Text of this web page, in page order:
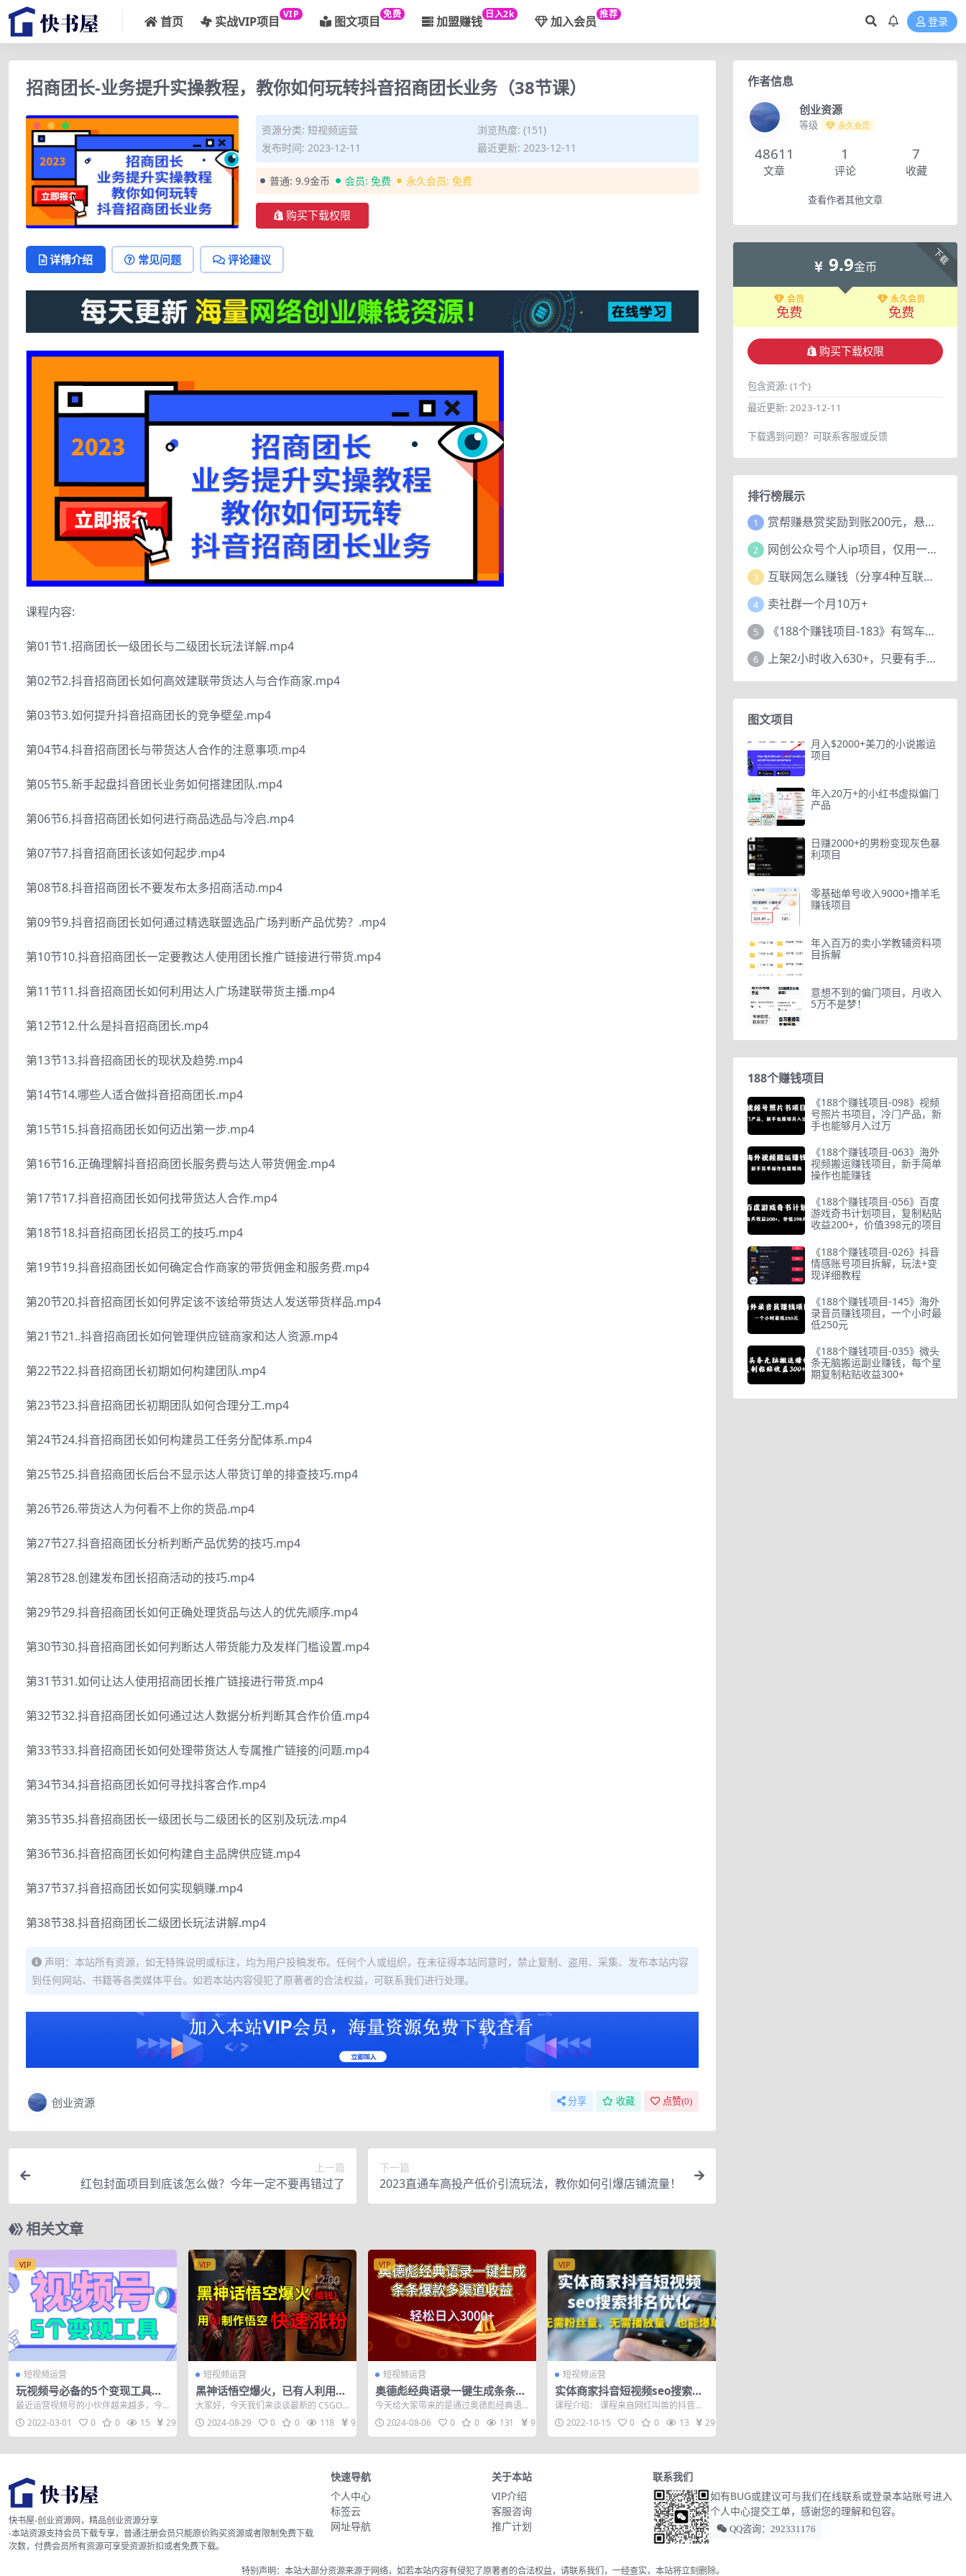
首页 实战VIP项目 VIP 图文项目 免费 加盟赚钱 日入2k 加入会员 推荐
登录
招商团长-业务提升实操教程，教你如何玩转抖音招商团长业务（38节课）
资源分类: 短视频运营
浏览热度: (151)
发布时间: 2023-12-11
最近更新: 2023-12-11
普通: 9.9金币 会员: 免费 永久会员: 免费
购买下载权限
详情介绍 常见问题 评论建议
课程内容:
第01节1.招商团长一级团长与二级团长玩法详解.mp4
第02节2.抖音招商团长如何高效建联带货达人与合作商家.mp4
第03节3.如何提升抖音招商团长的竞争壁垒.mp4
第04节4.抖音招商团长与带货达人合作的注意事项.mp4
第05节5.新手起盘抖音团长业务如何搭建团队.mp4
第06节6.抖音招商团长如何进行商品选品与冷启.mp4
第07节7.抖音招商团长该如何起步.mp4
第08节8.抖音招商团长不要发布太多招商活动.mp4
第09节9.抖音招商团长如何通过精选联盟选品广场判断产品优势？.mp4
第10节10.抖音招商团长一定要教达人使用团长推广链接进行带货.mp4
第11节11.抖音招商团长如何利用达人广场建联带货主播.mp4
第12节12.什么是抖音招商团长.mp4
第13节13.抖音招商团长的现状及趋势.mp4
第14节14.哪些人适合做抖音招商团长.mp4
第15节15.抖音招商团长如何迈出第一步.mp4
第16节16.正确理解抖音招商团长服务费与达人带货佣金.mp4
第17节17.抖音招商团长如何找带货达人合作.mp4
第18节18.抖音招商团长招员工的技巧.mp4
第19节19.抖音招商团长如何确定合作商家的带货佣金和服务费.mp4
第20节20.抖音招商团长如何界定该不该给带货达人发送带货样品.mp4
第21节21..抖音招商团长如何管理供应链商家和达人资源.mp4
第22节22.抖音招商团长初期如何构建团队.mp4
第23节23.抖音招商团长初期团队如何合理分工.mp4
第24节24.抖音招商团长如何构建员工任务分配体系.mp4
第25节25.抖音招商团长后台不显示达人带货订单的排查技巧.mp4
第26节26.带货达人为何看不上你的货品.mp4
第27节27.抖音招商团长分析判断产品优势的技巧.mp4
第28节28.创建发布团长招商活动的技巧.mp4
第29节29.抖音招商团长如何正确处理货品与达人的优先顺序.mp4
第30节30.抖音招商团长如何判断达人带货能力及发样门槛设置.mp4
第31节31.如何让达人使用招商团长推广链接进行带货.mp4
第32节32.抖音招商团长如何通过达人数据分析判断其合作价值.mp4
第33节33.抖音招商团长如何处理带货达人专属推广链接的问题.mp4
第34节34.抖音招商团长如何寻找抖客合作.mp4
第35节35.抖音招商团长一级团长与二级团长的区别及玩法.mp4
第36节36.抖音招商团长如何构建自主品牌供应链.mp4
第37节37.抖音招商团长如何实现躺赚.mp4
第38节38.抖音招商团长二级团长玩法讲解.mp4
声明：本站所有资源，如无特殊说明或标注，均为用户投稿发布。任何个人或组织，在未征得本站同意时，禁止复制、盗用、采集、发布本站内容
到任何网站、书籍等各类媒体平台。如若本站内容侵犯了原著者的合法权益，可联系我们进行处理。
创业资源 分享 收藏 点赞(0)
上一篇
红包封面项目到底该怎么做？今年一定不要再错过了
下一篇
2023直通车高投产低价引流玩法，教你如何引爆店铺流量！
相关文章
VIP
短视频运营
玩视频号必备的5个变现工具，
赶紧收藏了
最近运营视频号的小伙伴越来越多，今
天的内容就给大家安排一期视频号工具
的干货分享，...
2022-03-01 0 0 15 29
VIP
短视频运营
黑神话悟空爆火，已有人利用这
波热点变现几十万，普通人也可
用AI蹭上这…
大家好，今天我们来谈谈最新的 CSGO
游戏搬砖项目，无需挂机，通过汇率差
价一个...
2024-08-29 0 0 118 9.9
VIP
短视频运营
奥德彪经典语录一键生成条条爆
款多渠道收益 轻松日入3000+
今天给大家带来的是通过奥德彪经典语
录掘金的一个项目 很多人可能不知道奥
德彪是什么...
2024-08-06 0 0 131 9.9
VIP
短视频运营
实体商家抖音短视频seo搜索排
名优化：无需粉丝量、无需播放
量、也能爆单
课程介绍： 课程来自网红叫兽的抖音短
视频SEO搜索排名优化新手从入门到精
通实战视...
2022-10-15 0 0 13 29
作者信息
创业资源
等级 永久会员
48611
文章
1
评论
7
收藏
查看作者其他文章
下载
9.9金币
会员
免费
永久会员
免费
购买下载权限
包含资源: (1个)
最近更新: 2023-12-11
下载遇到问题？可联系客服或反馈
排行榜展示
1 赏帮赚悬赏奖励到账200元，悬赏任务多劳多得，人人可做。
2 网创公众号个人ip项目，仅用一篇文章做到全网引流！
3 互联网怎么赚钱（分享4种互联网赚钱模式）
4 卖社群一个月10万+
5 《188个赚钱项目-183》有驾车评项目，动动小手，复制粘贴赚44元！
6 上架2小时收入630+，只要有手就能做的AI搞钱项目，奶奶看完都能学会!
图文项目
月入$2000+美刀的小说搬运
项目
年入20万+的小红书虚拟偏门
产品
日赚2000+的男粉变现灰色暴
利项目
零基础单号收入9000+撸羊毛
赚钱项目
年入百万的卖小学教辅资料项
目拆解
意想不到的偏门项目，月收入
5万不是梦！
188个赚钱项目
《188个赚钱项目-098》视频
号照片书项目，冷门产品，新
手也能够月入过万
《188个赚钱项目-063》海外
视频搬运赚钱项目，新手简单
操作也能赚钱
《188个赚钱项目-056》百度
游戏奇书计划项目，复制粘贴
收益200+，价值398元的项目
《188个赚钱项目-026》抖音
情感账号项目拆解，玩法+变
现详细教程
《188个赚钱项目-145》海外
录音员赚钱项目，一个小时最
低250元
《188个赚钱项目-035》微头
条无脑搬运副业赚钱，每个星
期复制粘贴收益300+
快书屋-创业资源网，精品创业资源分享
-本站资源支持会员下载专享，普通注册会员只能原价购买资源或者限制免费下载
次数，付费会员所有资源可享受资源折扣或者免费下载。
快速导航
个人中心
标签云
网址导航
关于本站
VIP介绍
客服咨询
推广计划
联系我们
如有BUG或建议可与我们在线联系或登录本站账号进入
个人中心提交工单，感谢您的理解和包容。
QQ咨询：292331176
特别声明：本站大部分资源来源于网络，如若本站内容有侵犯了原著者的合法权益，请联系我们，一经查实，本站将立刻删除。